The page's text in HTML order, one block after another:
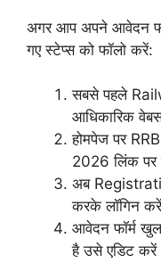
अगर आप अपने आवेदन
गए स्टेप्स को फॉलो करें:
सबसे पहले
आधिकारिक
होमपेज पर
2026 लिंक पर
अब
करके लॉगिन
आवेदन फॉर्म
है उसे एडिट